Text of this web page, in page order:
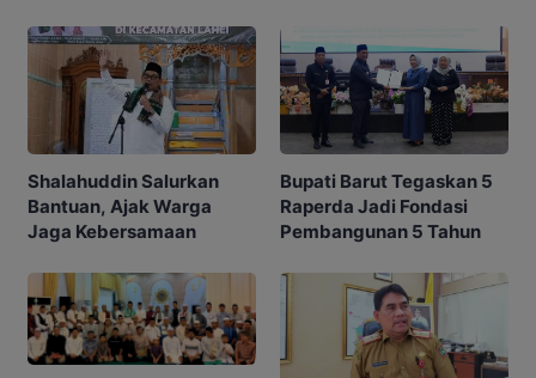
Shalahuddin Salurkan
Bantuan, Ajak Warga
Jaga Kebersamaan
Bupati Barut Tegaskan 5
Raperda Jadi Fondasi
Pembangunan 5 Tahun